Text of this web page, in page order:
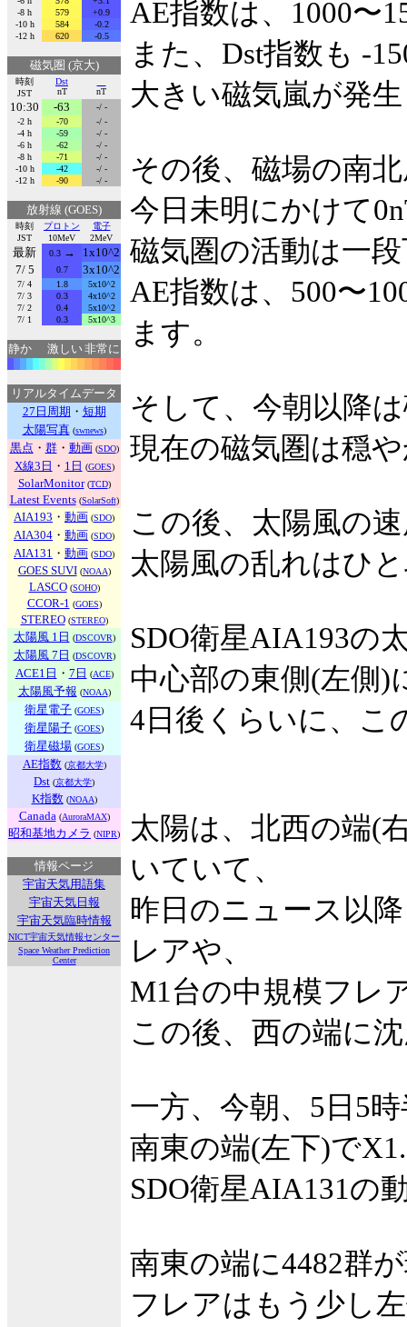
-8 h
579
+0.9
-10 h
584
-0.2
-12 h
620 -0.5
磁気圏 (京大)
時刻
JST
Dst
nT
nT
10:30 -63
-/ -
-2 h
-70
-/ -
-4 h
-59
-/ -
-6 h
-62
-/ -
-8 h
-71
-/ -
-10 h
-42
-/ -
-12 h
-90 -/ -
放射線 (GOES)
時刻
JST
プロトン
10MeV
電子
2MeV
最新 0.3→
1x10^2
7/ 5
0.7 3x10^2
7/ 4 1.8
5x10^2
7/ 3
0.3
4x10^2
7/ 2
0.4
5x10^2
7/ 1
0.3 5x10^3
静か 激しい非常に
リアルタイムデータ
27日周期 ・ 短期
太陽写真(swnews)
黒点 ・ 群・ 動画 (SDO)
X線3日 ・ 1日 (GOES)
SolarMonitor(TCD)
Latest Events(SolarSoft)
AIA193 ・ 動画 (SDO)
AIA304 ・ 動画 (SDO)
AIA131 ・ 動画 (SDO)
GOES SUVI (NOAA)
LASCO(SOHO)
CCOR-1 (GOES)
STEREO(STEREO)
太陽風 1日 (DSCOVR)
太陽風 7日 (DSCOVR)
ACE1日 ・ 7日 (ACE)
太陽風予報 (NOAA)
衛星電子 (GOES)
衛星陽子 (GOES)
衛星磁場 (GOES)
AE指数(京都大学)
Dst (京都大学)
K指数(NOAA)
Canada (AuroraMAX)
昭和基地カメラ (NIPR)
情報ページ
宇宙天気用語集
宇宙天気日報
宇宙天気臨時情報
NICT宇宙天気情報センター
Space Weather Prediction
Center
AE指数は、1000〜
また、Dst指数も -
大きい磁気嵐が発
その後、磁場の南
今日未明にかけて
磁気圏の活動は一
AE指数は、500〜
ます。
そして、今朝以降
現在の磁気圏は穏
この後、太陽風の
太陽風の乱れはひ
SDO衛星AIA193の
中心部の東側(左側)
4日後くらいに、こ
太陽は、北西の端(
いていて、
昨日のニュース以
レアや、
M1台の中規模フレ
この後、西の端に
一方、今朝、5日5
南東の端(左下)で
SDO衛星AIA131の
南東の端に4482群
フレアはもう少し